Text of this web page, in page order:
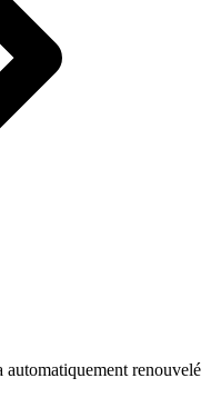
automatiquement renouvelé